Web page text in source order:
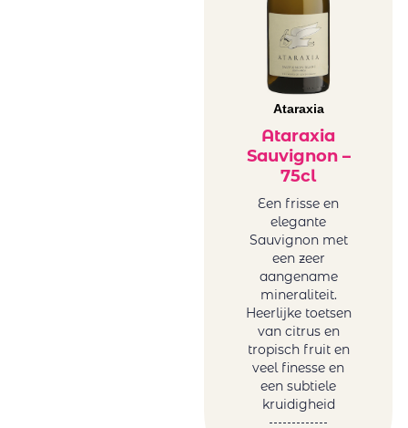
Ataraxia
Ataraxia
Sauvignon –
75cl
Een frisse en
elegante
Sauvignon met
een zeer
aangename
mineraliteit.
Heerlijke toetsen
van citrus en
tropisch fruit en
veel finesse en
een subtiele
kruidigheid